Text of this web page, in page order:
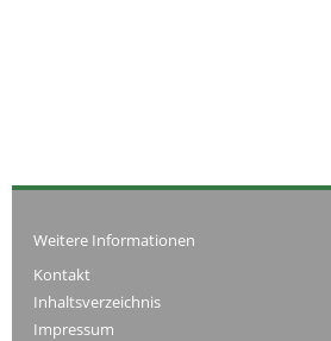
Weitere Informationen
Kontakt
Inhaltsverzeichnis
Impressum